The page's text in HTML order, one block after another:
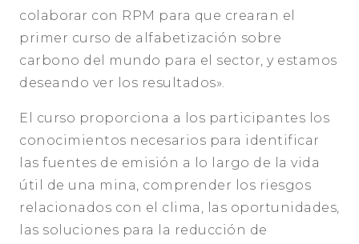
colaborar con RPM para que crearan el
primer curso de alfabetización sobre
carbono del mundo para el sector, y estamos
deseando ver los resultados».
El curso proporciona a los participantes los
conocimientos necesarios para identificar
las fuentes de emisión a lo largo de la vida
útil de una mina, comprender los riesgos
relacionados con el clima, las oportunidades,
las soluciones para la reducción de